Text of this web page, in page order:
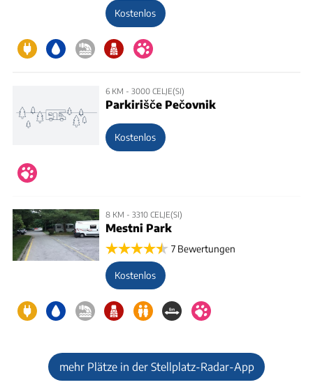
Kostenlos
6 KM - 3000 CELJE(SI)
Parkirišče Pečovnik
Kostenlos
8 KM - 3310 CELJE(SI)
Mestni Park
7 Bewertungen
Kostenlos
mehr Plätze in der Stellplatz-Radar-App